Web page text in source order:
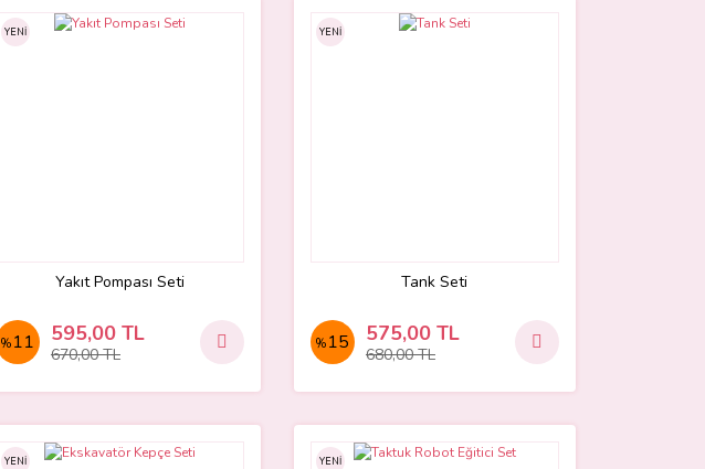
YENİ
Yakıt Pompası Seti
% 11 595,00 TL
670,00 TL
YENİ
Tank Seti
% 15 575,00 TL
680,00 TL
YENİ YENİ